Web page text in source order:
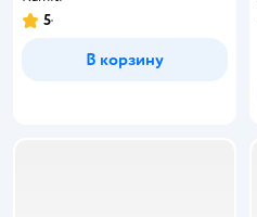
Рейтинг:
5
В корзину